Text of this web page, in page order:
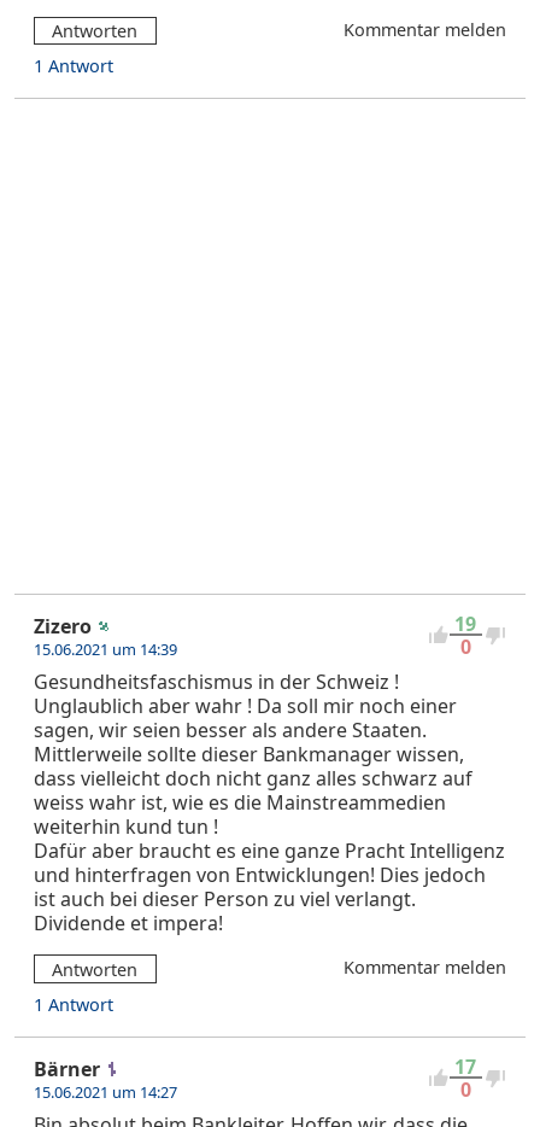
Antworten
Kommentar melden
1 Antwort
19
0
Zizero
15.06.2021 um 14:39
Gesundheitsfaschismus in der Schweiz !
Unglaublich aber wahr ! Da soll mir noch einer
sagen, wir seien besser als andere Staaten.
Mittlerweile sollte dieser Bankmanager wissen,
dass vielleicht doch nicht ganz alles schwarz auf
weiss wahr ist, wie es die Mainstreammedien
weiterhin kund tun !
Dafür aber braucht es eine ganze Pracht Intelligenz
und hinterfragen von Entwicklungen! Dies jedoch
ist auch bei dieser Person zu viel verlangt.
Dividende et impera!
Antworten
Kommentar melden
1 Antwort
17
0
Bärner
15.06.2021 um 14:27